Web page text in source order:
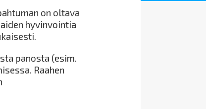
on oltava
hyvinvointia
panosta (esim.
Raahen